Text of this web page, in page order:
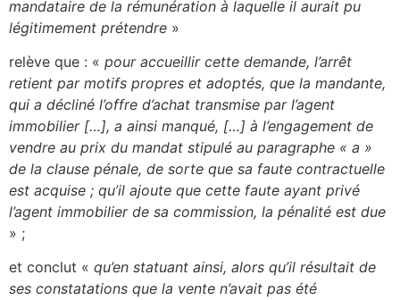
mandataire de la rémunération à laquelle il aurait pu
légitimement prétendre »
relève que : « pour accueillir cette demande, l’arrêt
retient par motifs propres et adoptés, que la mandante,
qui a décliné l’offre d’achat transmise par l’agent
immobilier […], a ainsi manqué, […] à l’engagement de
vendre au prix du mandat stipulé au paragraphe « a »
de la clause pénale, de sorte que sa faute contractuelle
est acquise ; qu’il ajoute que cette faute ayant privé
l’agent immobilier de sa commission, la pénalité est due
» ;
et conclut « qu’en statuant ainsi, alors qu’il résultait de
ses constatations que la vente n’avait pas été